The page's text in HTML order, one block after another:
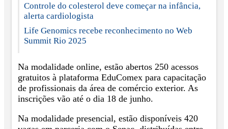
Controle do colesterol deve começar na infância,
alerta cardiologista
Life Genomics recebe reconhecimento no Web
Summit Rio 2025
Na modalidade online, estão abertos 250 acessos
gratuitos à plataforma EduComex para capacitação
de profissionais da área de comércio exterior. As
inscrições vão até o dia 18 de junho.
Na modalidade presencial, estão disponíveis 420